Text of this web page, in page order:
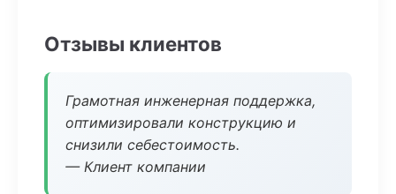
Отзывы клиентов
Грамотная инженерная поддержка,
оптимизировали конструкцию и
снизили себестоимость.
— Клиент компании